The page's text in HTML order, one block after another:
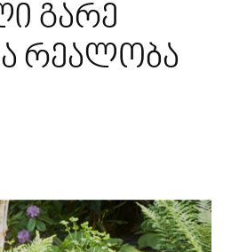
გარე
რეალობა